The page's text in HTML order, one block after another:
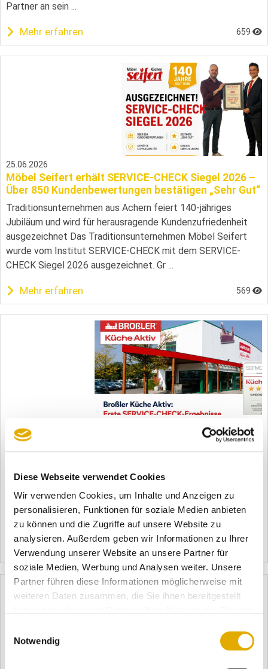
Diese Webseite verwendet Cookies
Wir verwenden Cookies, um Inhalte und Anzeigen zu
personalisieren, Funktionen für soziale Medien anbieten
zu können und die Zugriffe auf unsere Website zu
analysieren. Außerdem geben wir Informationen zu Ihrer
Verwendung unserer Website an unsere Partner für
soziale Medien, Werbung und Analysen weiter. Unsere
Partner führen diese Informationen möglicherweise mit
weiteren Daten zusammen, die Sie ihnen bereitgestellt
Notwendig
Partner an sein ...
Mehr erfahren 659
25.06.2026
Möbel Seifert erhält SERVICE-CHECK Siegel 2026 –
Über 850 Kundenbewertungen bestätigen „Sehr Gut“
Traditionsunternehmen aus Achern feiert 140-jähriges
Jubiläum und wird für herausragende Kundenzufriedenheit
ausgezeichnet Das Traditionsunternehmen Möbel Seifert
wurde vom Institut SERVICE-CHECK mit dem SERVICE-
CHECK Siegel 2026 ausgezeichnet. Gr ...
Mehr erfahren 569
Broßler Küche Aktiv: Erste SERVICE-CHECK-
Ergebnisse zeigen hohe Kundenzufriedenheit
Standorten in Großheubach und Erbach einer laufenden
anonymen Kundenbefragung des Instituts SERVICE-CHECK.
Dabei bewerten verifizierte Kundinnen und Kunden ihre
Erfahrungen entlang der gesamten Cus ...
Mehr erfahren